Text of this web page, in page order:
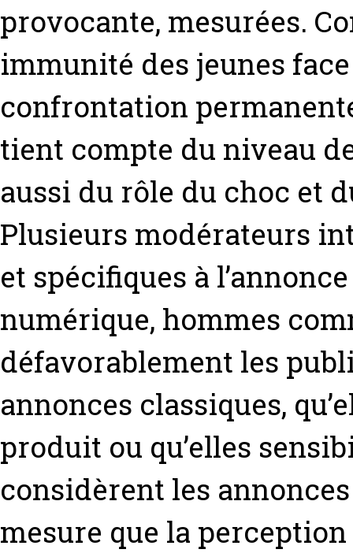
provocante, mesurées.
immunité des jeunes
confrontation
tient compte du niveau
aussi du rôle du choc et
Plusieurs modérateurs
et spécifiques à
numérique, hommes
défavorablement les
annonces classiques,
produit ou qu’elles
considèrent les
mesure que la